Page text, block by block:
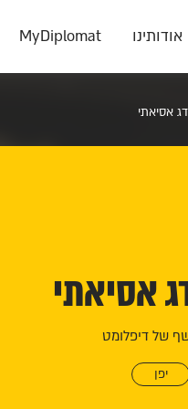
אודותינו MyDiplomat
אסיאתי
אסיאתי
של דיפלומט
יפן